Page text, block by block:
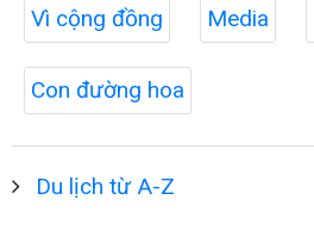
Vì cộng đồng Media
Con đường hoa
Du lịch từ A-Z